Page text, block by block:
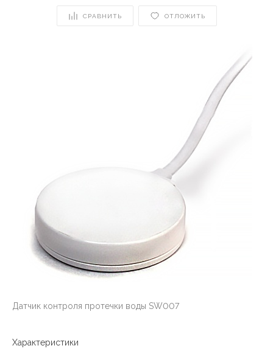
СРАВНИТЬ ОТЛОЖИТЬ
Датчик контроля протечки воды SW007
Характеристики